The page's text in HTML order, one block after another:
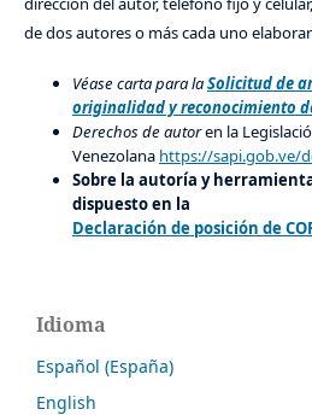
de dos autores o más cada uno
Véase carta para laSolicitud de
originalidad y reconocimiento
Derechos de autoren la
Venezolana https://sapi.gob.ve/
Sobre la autoría y
dispuesto en la
Declaración de posición de
Idioma
Español (España)
English